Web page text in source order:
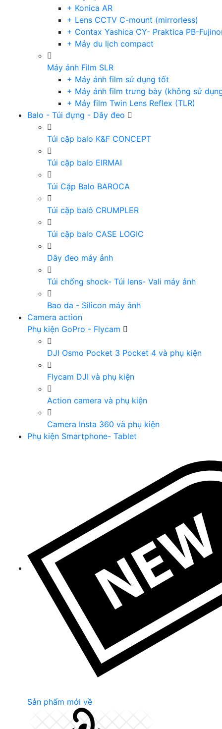
+ Konica AR
+ Lens CCTV C-mount (mirrorless)
+ Contax Yashica CY- Praktica PB-
+ Máy du lịch compact
Máy ảnh Film SLR
+ Máy ảnh film sử dụng tốt
+ Máy ảnh film trưng bày (không sử
+ Máy film Twin Lens Reflex (TLR)
Balo - Túi đựng - Dây đeo
Túi cặp balo K&F CONCEPT
Túi cặp balo EIRMAI
Túi Cặp Balo BAROCA
Túi cặp balô CRUMPLER
Túi cặp balo CASE LOGIC
Dây đeo máy ảnh
Túi chống shock- Túi lens- Vali máy ảnh
Bao da - Silicon máy ảnh
Camera action
Phụ kiện GoPro - Flycam
DJI Osmo Pocket 3 Pocket 4 và phụ kiện
Flycam DJI và phụ kiện
Action camera và phụ kiện
Camera Insta 360 và phụ kiện
Phụ kiện Smartphone- Tablet
Sản phẩm mới về